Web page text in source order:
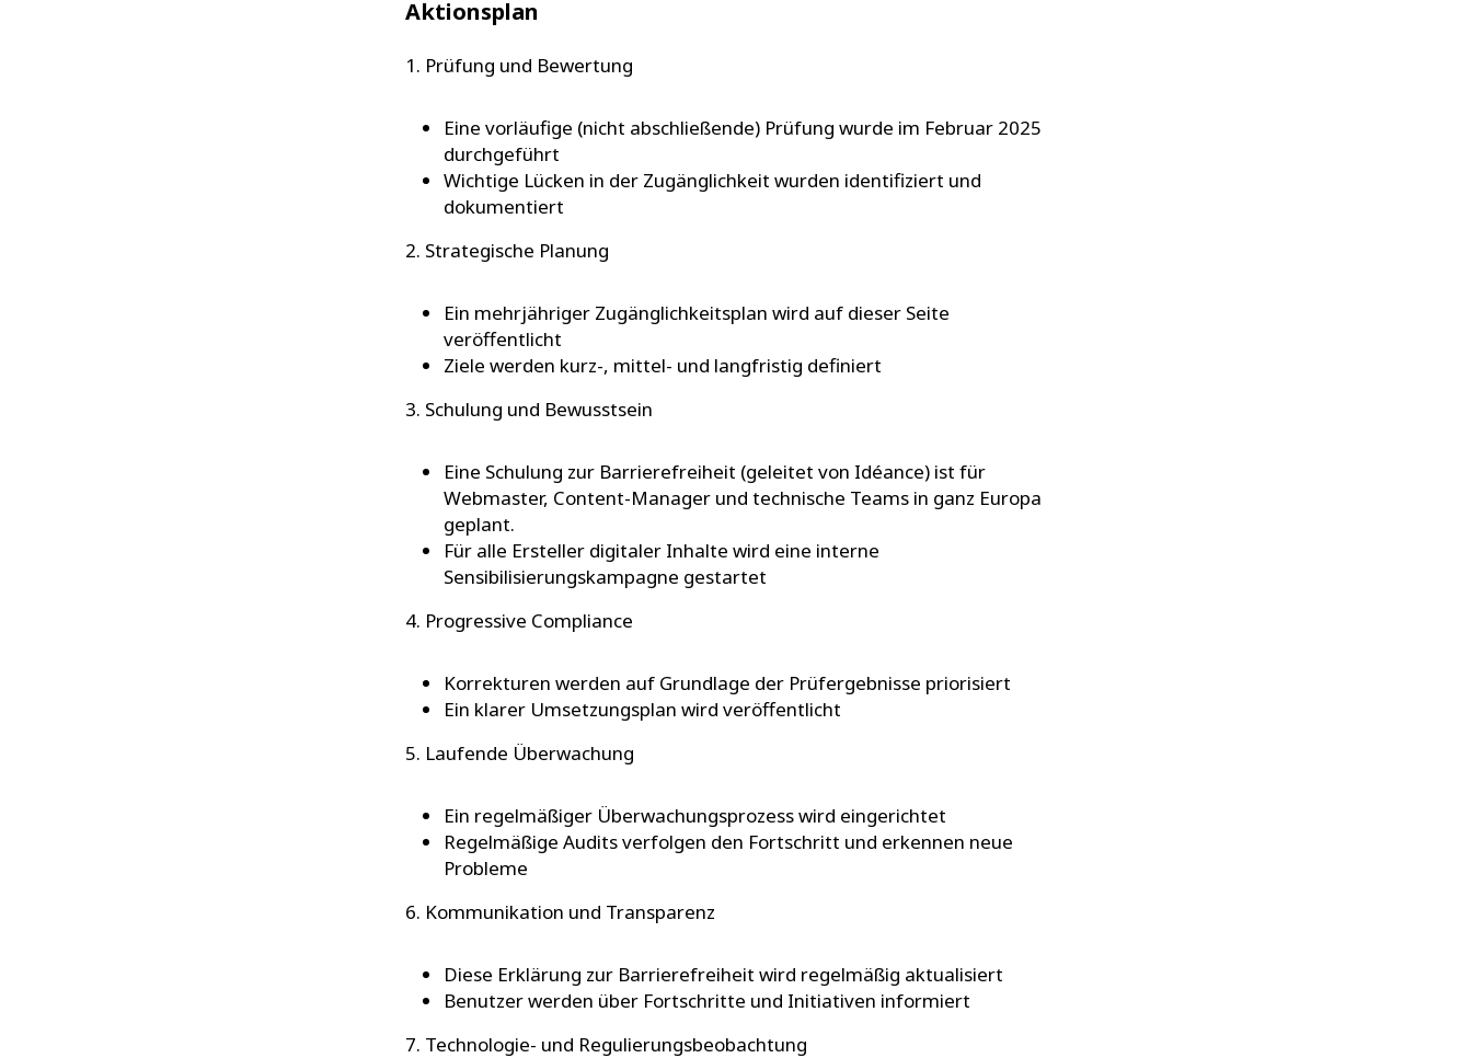
Aktionsplan
1. Prüfung und Bewertung
Eine vorläufige (nicht abschließende) Prüfung wurde im Februar 2025
durchgeführt
Wichtige Lücken in der Zugänglichkeit wurden identifiziert und
dokumentiert
2. Strategische Planung
Ein mehrjähriger Zugänglichkeitsplan wird auf dieser Seite
veröffentlicht
Ziele werden kurz-, mittel- und langfristig definiert
3. Schulung und Bewusstsein
Eine Schulung zur Barrierefreiheit (geleitet von Idéance) ist für
Webmaster, Content-Manager und technische Teams in ganz Europa
geplant.
Für alle Ersteller digitaler Inhalte wird eine interne
Sensibilisierungskampagne gestartet
4. Progressive Compliance
Korrekturen werden auf Grundlage der Prüfergebnisse priorisiert
Ein klarer Umsetzungsplan wird veröffentlicht
5. Laufende Überwachung
Ein regelmäßiger Überwachungsprozess wird eingerichtet
Regelmäßige Audits verfolgen den Fortschritt und erkennen neue
Probleme
6. Kommunikation und Transparenz
Diese Erklärung zur Barrierefreiheit wird regelmäßig aktualisiert
Benutzer werden über Fortschritte und Initiativen informiert
7. Technologie- und Regulierungsbeobachtung